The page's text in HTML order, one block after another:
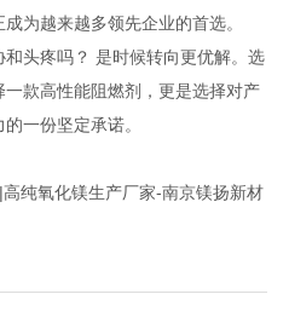
成为越来越多领先企业的首选。
头疼吗？ 是时候转向更优解。选
款高性能阻燃剂，更是选择对产
一份坚定承诺。
纯氧化镁生产厂家-南京镁扬新材